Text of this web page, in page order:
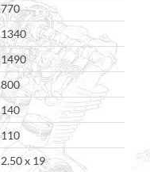
770
1340
1490
800
140
110
2.50 x 19